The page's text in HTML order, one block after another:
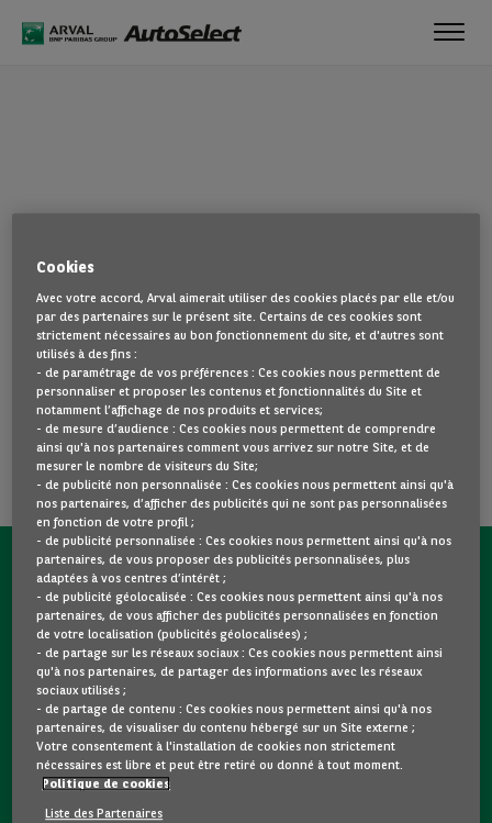
La page que vous recherchez semble introuvable. Dirigez-vous à
nouveau vers la page d'accueil en cliquant ici.
REVENIR À NOTRE PAGE D’ACCUEIL
VOIR TOUS NOS VÉHICULES
CONTACTEZ-NOUS MAINTENANT !
Une question ?
Nous sommes là pour vous.
Vous souhaitez une précision sur un modèle qui vous plait
? Vous hésitez entre deux voitures d'occasion ?
Contactez-nous ! Nous répondrons à vos questions et vous
Cookies
Avec votre accord, Arval aimerait utiliser des cookies placés par elle et/ou
par des partenaires sur le présent site. Certains de ces cookies sont
strictement nécessaires au bon fonctionnement du site, et d'autres sont
utilisés à des fins :
- de paramétrage de vos préférences : Ces cookies nous permettent de
personnaliser et proposer les contenus et fonctionnalités du Site et
notamment l’affichage de nos produits et services;
- de mesure d’audience : Ces cookies nous permettent de comprendre
ainsi qu'à nos partenaires comment vous arrivez sur notre Site, et de
mesurer le nombre de visiteurs du Site;
- de publicité non personnalisée : Ces cookies nous permettent ainsi qu'à
nos partenaires, d’afficher des publicités qui ne sont pas personnalisées
en fonction de votre profil ;
- de publicité personnalisée : Ces cookies nous permettent ainsi qu'à nos
partenaires, de vous proposer des publicités personnalisées, plus
adaptées à vos centres d’intérêt ;
- de publicité géolocalisée : Ces cookies nous permettent ainsi qu'à nos
partenaires, de vous afficher des publicités personnalisées en fonction
de votre localisation (publicités géolocalisées) ;
- de partage sur les réseaux sociaux : Ces cookies nous permettent ainsi
qu'à nos partenaires, de partager des informations avec les réseaux
sociaux utilisés ;
- de partage de contenu : Ces cookies nous permettent ainsi qu'à nos
partenaires, de visualiser du contenu hébergé sur un Site externe ;
Votre consentement à l'installation de cookies non strictement
nécessaires est libre et peut être retiré ou donné à tout moment.
Politique de cookies
Liste des Partenaires